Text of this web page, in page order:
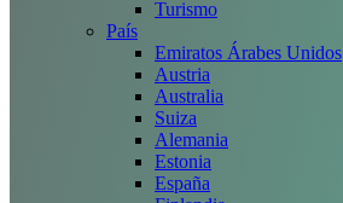
Turismo
País
Emiratos Árabes Unidos
Austria
Australia
Suiza
Alemania
Estonia
España